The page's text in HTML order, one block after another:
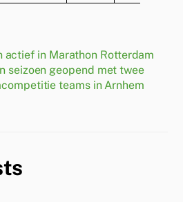
actief in Marathon Rotterdam
seizoen geopend met twee
teams in Arnhem